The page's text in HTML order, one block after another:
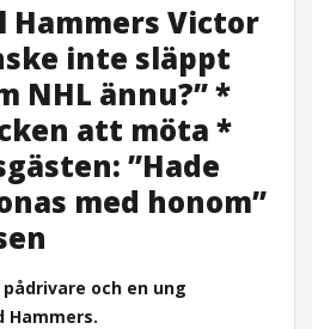
Victor
inte släppt
NHL ännu?” *
att möta *
”Hade
med honom”
och en ung
Hammers.